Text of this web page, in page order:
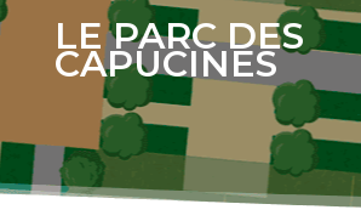
LE PARC DES
CAPUCINES